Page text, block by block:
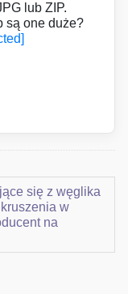
lub ZIP.
są one duże?
się z węglika
w
na